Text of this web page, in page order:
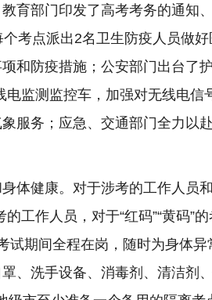
育部门印发了高考考务的通知
考点派出2名卫生防疫人员做
和防疫措施；公安部门出台了
监测监控车，加强对无线电信
服务；应急、交通部门全力以
健康。对于涉考的工作人员
工作人员，对于“红码”“黄码”
期间全程在岗，随时为身体
、洗手设备、消毒剂、清洁剂